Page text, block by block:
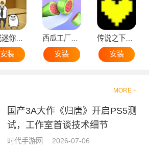
养成迷你大叔
安装
西瓜工厂大亨
安装
传说之下黄魂
安装
MORE +
国产3A大作《归唐》开启PS5测
试，工作室首谈技术细节
时代手游网 2026-07-06